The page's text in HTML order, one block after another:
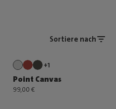
Sortiere nach
+1
Point Canvas
99,00 €